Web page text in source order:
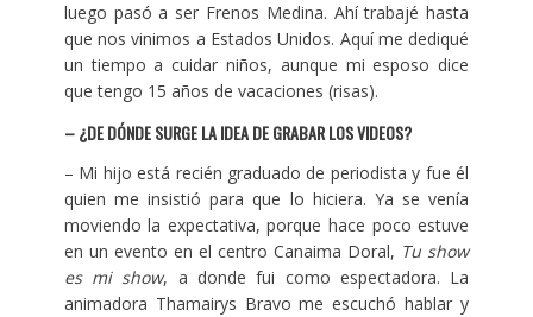
luego pasó a ser Frenos Medina. Ahí trabajé hasta
que nos vinimos a Estados Unidos. Aquí me dediqué
un tiempo a cuidar niños, aunque mi esposo dice
que tengo 15 años de vacaciones (risas).
– ¿DE DÓNDE SURGE LA IDEA DE GRABAR LOS VIDEOS?
– Mi hijo está recién graduado de periodista y fue él
quien me insistió para que lo hiciera. Ya se venía
moviendo la expectativa, porque hace poco estuve
en un evento en el centro Canaima Doral, Tu show
es mi show, a donde fui como espectadora. La
animadora Thamairys Bravo me escuchó hablar y